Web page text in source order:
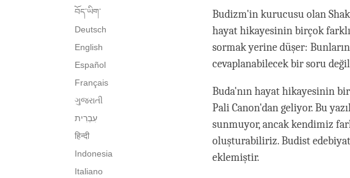
བོད་ཡིག་
Deutsch
English
Español
Français
ગુજરાતી
हिन्दी
Indonesia
Italiano
Budizm'in kurucusu olan
hayat hikayesinin birçok
sormak yerine düşer:
cevaplanabilecek bir soru
Buda'nın hayat hikayesinin
Pali Canon'dan geliyor. Bu
sunmuyor, ancak kendimiz
oluşturabiliriz. Budist
eklemiştir.